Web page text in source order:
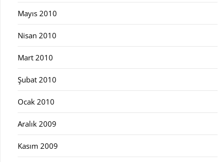
Mayıs 2010
Nisan 2010
Mart 2010
Şubat 2010
Ocak 2010
Aralık 2009
Kasım 2009